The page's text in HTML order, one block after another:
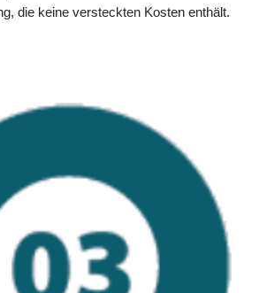
die keine versteckten Kosten enthält.